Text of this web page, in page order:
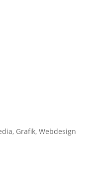
Grafik, Webdesign